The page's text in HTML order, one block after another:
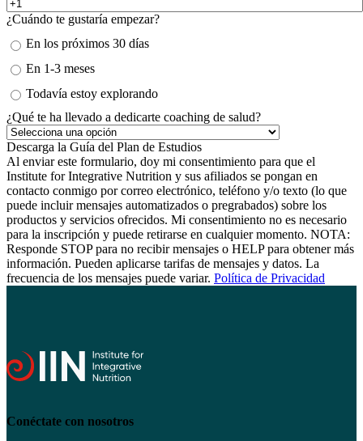
¿Cuándo te gustaría empezar?
En los próximos 30 días
En 1-3 meses
Todavía estoy explorando
¿Qué te ha llevado a dedicarte coaching de salud?
Al enviar este formulario, doy mi consentimiento para que el
Institute for Integrative Nutrition y sus afiliados se pongan en
contacto conmigo por correo electrónico, teléfono y/o texto (lo que
puede incluir mensajes automatizados o pregrabados) sobre los
productos y servicios ofrecidos. Mi consentimiento no es necesario
para la inscripción y puede retirarse en cualquier momento. NOTA:
Responde STOP para no recibir mensajes o HELP para obtener más
información. Pueden aplicarse tarifas de mensajes y datos. La
frecuencia de los mensajes puede variar. Política de Privacidad
Conéctate con nosotros